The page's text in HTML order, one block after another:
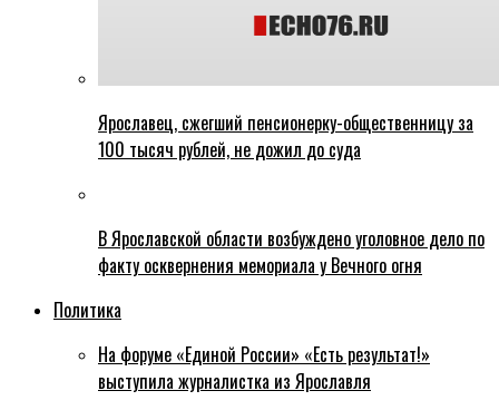
Ярославец, сжегший пенсионерку-общественницу за
100 тысяч рублей, не дожил до суда
В Ярославской области возбуждено уголовное дело по
факту осквернения мемориала у Вечного огня
Политика
На форуме «Единой России» «Есть результат!»
выступила журналистка из Ярославля